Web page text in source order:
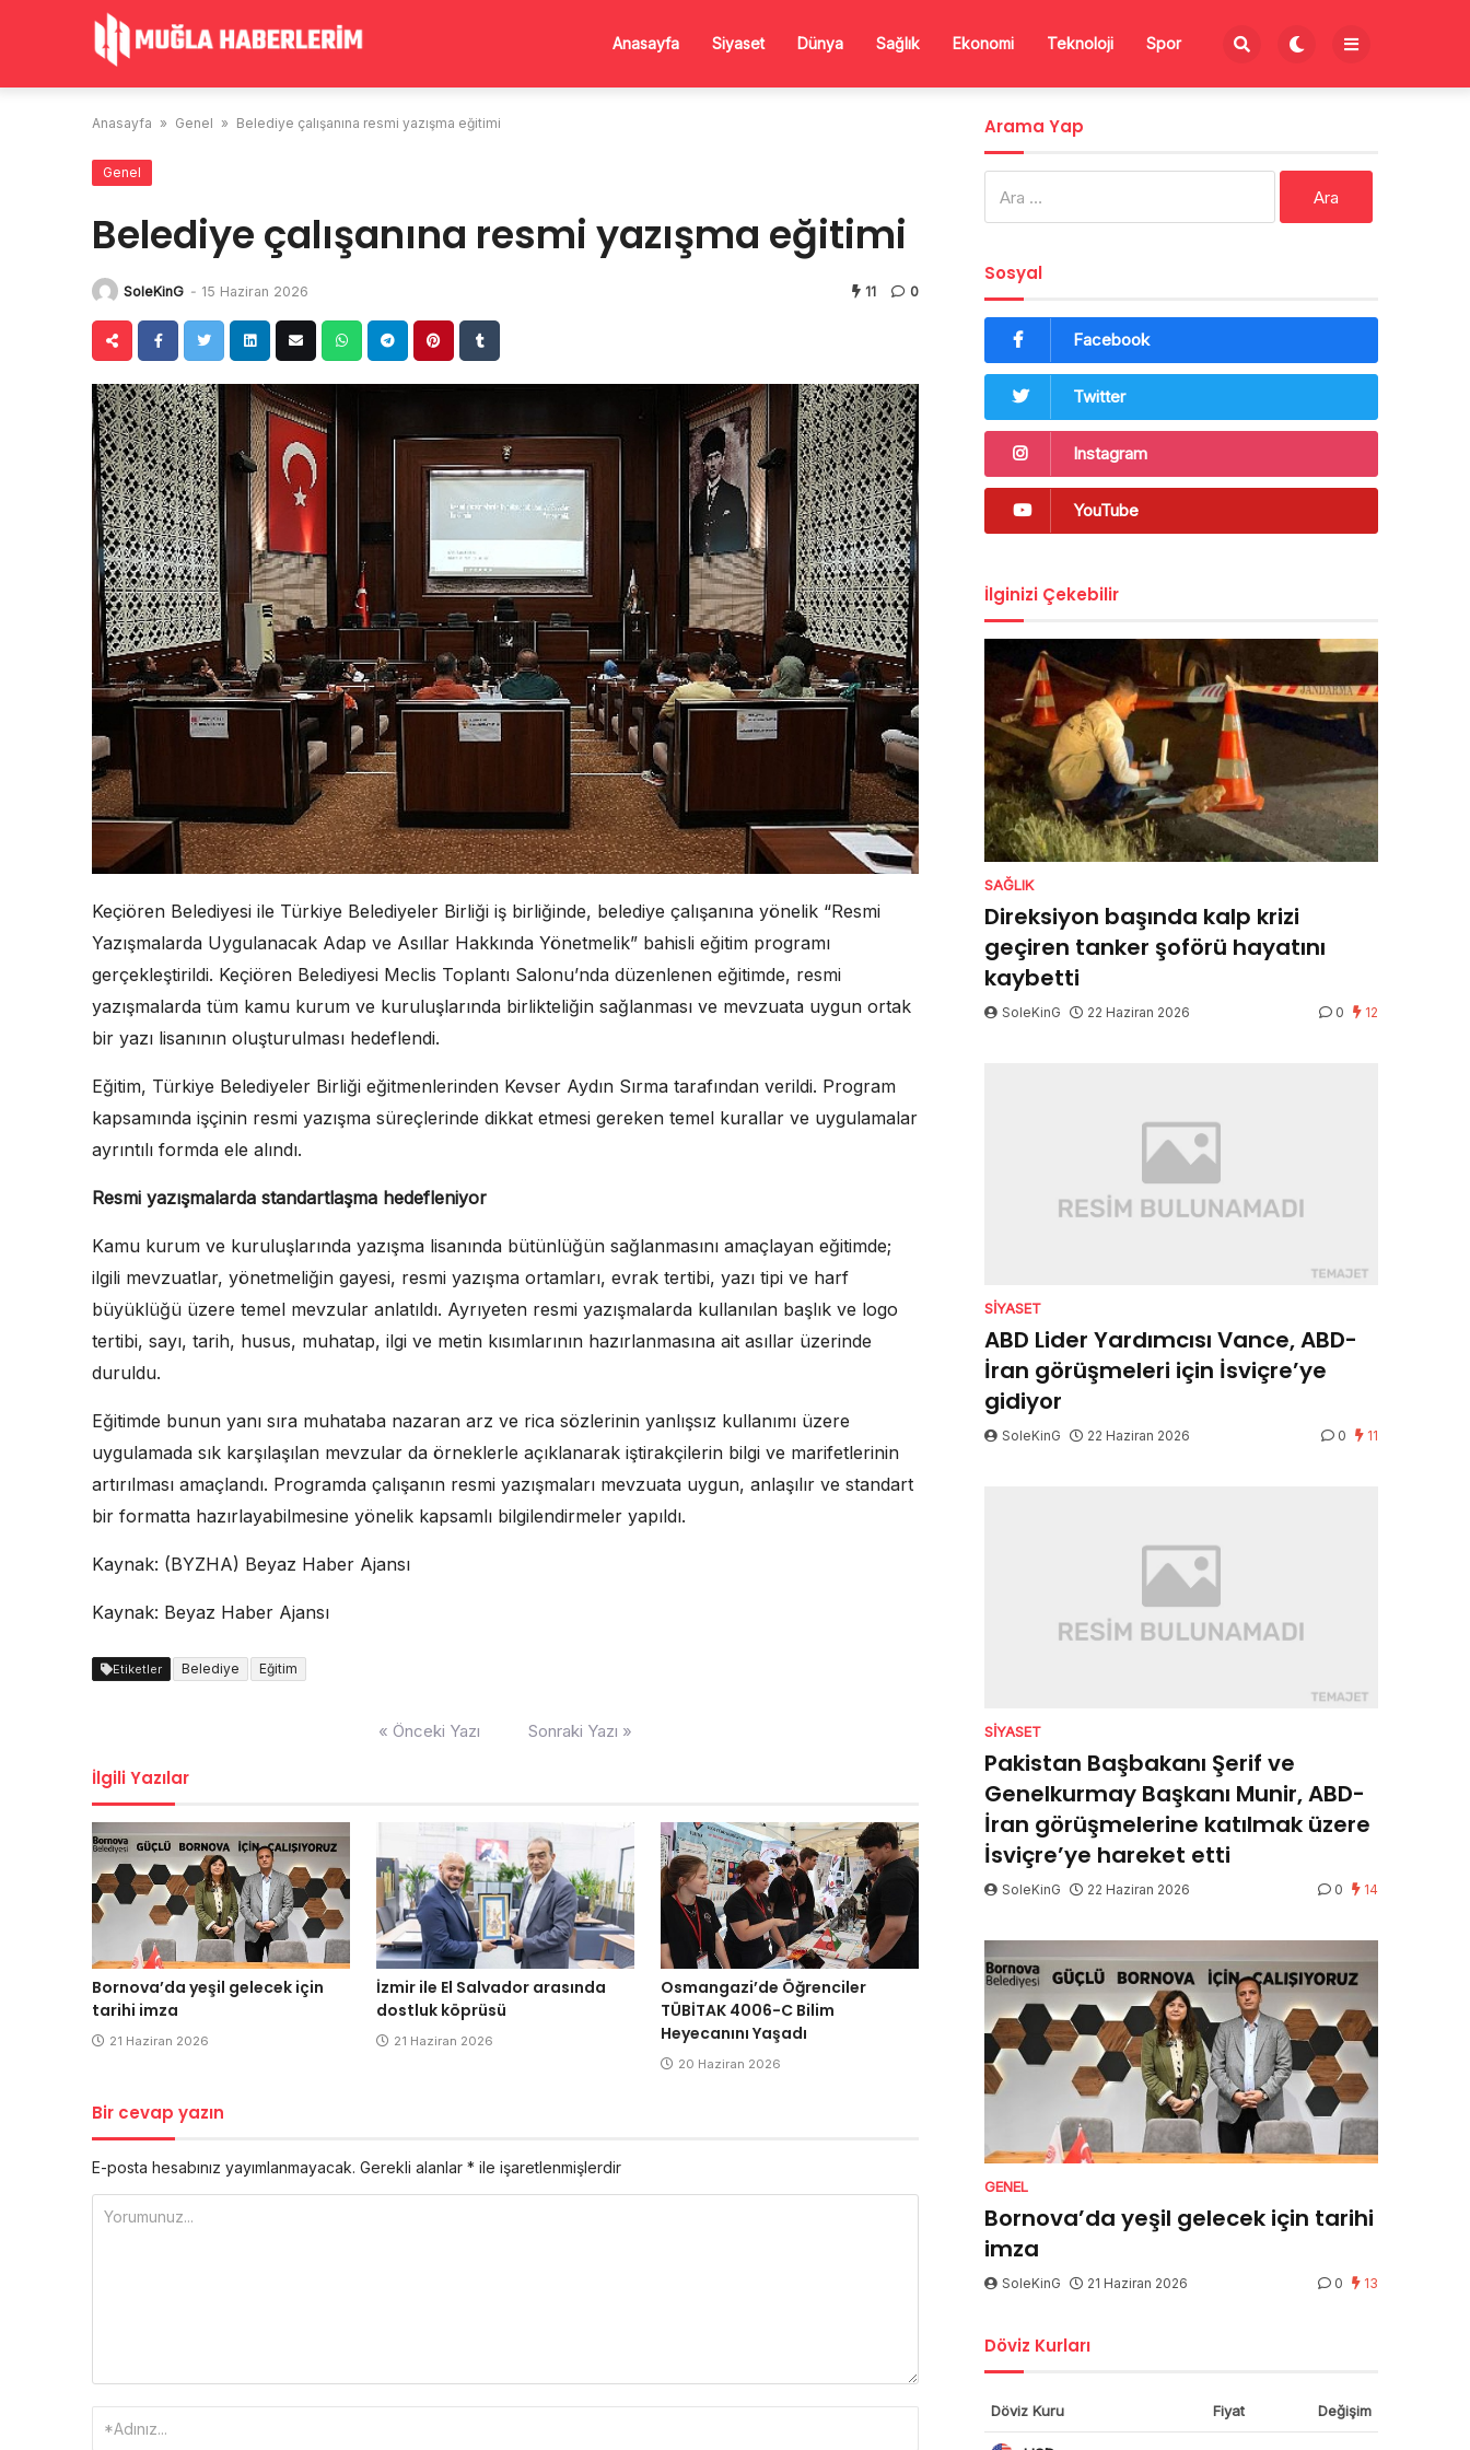
Anasayfa Siyaset Dünya Sağlık Ekonomi Teknoloji Spor
Anasayfa » Genel » Belediye çalışanına resmi yazışma eğitimi
Genel
Belediye çalışanına resmi yazışma eğitimi
SoleKinG - 15 Haziran 2026 11 0
Keçiören Belediyesi ile Türkiye Belediyeler Birliği iş birliğinde, belediye çalışanına yönelik “Resmi
Yazışmalarda Uygulanacak Adap ve Asıllar Hakkında Yönetmelik” bahisli eğitim programı
gerçekleştirildi. Keçiören Belediyesi Meclis Toplantı Salonu’nda düzenlenen eğitimde, resmi
yazışmalarda tüm kamu kurum ve kuruluşlarında birlikteliğin sağlanması ve mevzuata uygun ortak
bir yazı lisanının oluşturulması hedeflendi.
Eğitim, Türkiye Belediyeler Birliği eğitmenlerinden Kevser Aydın Sırma tarafından verildi. Program
kapsamında işçinin resmi yazışma süreçlerinde dikkat etmesi gereken temel kurallar ve uygulamalar
ayrıntılı formda ele alındı.
Resmi yazışmalarda standartlaşma hedefleniyor
Kamu kurum ve kuruluşlarında yazışma lisanında bütünlüğün sağlanmasını amaçlayan eğitimde;
ilgili mevzuatlar, yönetmeliğin gayesi, resmi yazışma ortamları, evrak tertibi, yazı tipi ve harf
büyüklüğü üzere temel mevzular anlatıldı. Ayrıyeten resmi yazışmalarda kullanılan başlık ve logo
tertibi, sayı, tarih, husus, muhatap, ilgi ve metin kısımlarının hazırlanmasına ait asıllar üzerinde
duruldu.
Eğitimde bunun yanı sıra muhataba nazaran arz ve rica sözlerinin yanlışsız kullanımı üzere
uygulamada sık karşılaşılan mevzular da örneklerle açıklanarak iştirakçilerin bilgi ve marifetlerinin
artırılması amaçlandı. Programda çalışanın resmi yazışmaları mevzuata uygun, anlaşılır ve standart
bir formatta hazırlayabilmesine yönelik kapsamlı bilgilendirmeler yapıldı.
Kaynak: (BYZHA) Beyaz Haber Ajansı
Kaynak: Beyaz Haber Ajansı
Etiketler Belediye Eğitim
« Önceki Yazı Sonraki Yazı »
İlgili Yazılar
Bornova’da yeşil gelecek için
tarihi imza
21 Haziran 2026
İzmir ile El Salvador arasında
dostluk köprüsü
21 Haziran 2026
Osmangazi’de Öğrenciler
TÜBİTAK 4006-C Bilim
Heyecanını Yaşadı
20 Haziran 2026
Bir cevap yazın
E-posta hesabınız yayımlanmayacak. Gerekli alanlar * ile işaretlenmişlerdir
Arama Yap
Sosyal
Facebook
Twitter
Instagram
YouTube
İlginizi Çekebilir
SAĞLIK
Direksiyon başında kalp krizi
geçiren tanker şoförü hayatını
kaybetti
SoleKinG 22 Haziran 2026 0 12
SIYASET
ABD Lider Yardımcısı Vance, ABD-
İran görüşmeleri için İsviçre’ye
gidiyor
SoleKinG 22 Haziran 2026 0 11
SIYASET
Pakistan Başbakanı Şerif ve
Genelkurmay Başkanı Munir, ABD-
İran görüşmelerine katılmak üzere
İsviçre’ye hareket etti
SoleKinG 22 Haziran 2026 0 14
GENEL
Bornova’da yeşil gelecek için tarihi
imza
SoleKinG 21 Haziran 2026 0 13
Döviz Kurları
Döviz Kuru Fiyat Değişim